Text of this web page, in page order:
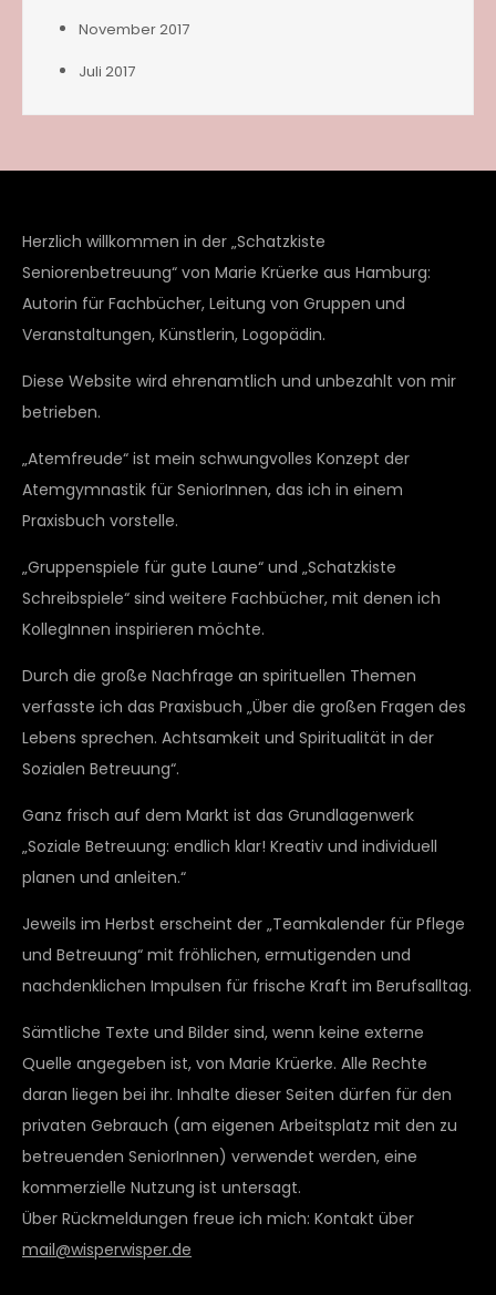
November 2017
Juli 2017
Herzlich willkommen in der „Schatzkiste
Seniorenbetreuung“ von Marie Krüerke aus Hamburg:
Autorin für Fachbücher, Leitung von Gruppen und
Veranstaltungen, Künstlerin, Logopädin.
Diese Website wird ehrenamtlich und unbezahlt von mir
betrieben.
„Atemfreude“ ist mein schwungvolles Konzept der
Atemgymnastik für SeniorInnen, das ich in einem
Praxisbuch vorstelle.
„Gruppenspiele für gute Laune“ und „Schatzkiste
Schreibspiele“ sind weitere Fachbücher, mit denen ich
KollegInnen inspirieren möchte.
Durch die große Nachfrage an spirituellen Themen
verfasste ich das Praxisbuch „Über die großen Fragen des
Lebens sprechen. Achtsamkeit und Spiritualität in der
Sozialen Betreuung“.
Ganz frisch auf dem Markt ist das Grundlagenwerk
„Soziale Betreuung: endlich klar! Kreativ und individuell
planen und anleiten.“
Jeweils im Herbst erscheint der „Teamkalender für Pflege
und Betreuung“ mit fröhlichen, ermutigenden und
nachdenklichen Impulsen für frische Kraft im Berufsalltag.
Sämtliche Texte und Bilder sind, wenn keine externe
Quelle angegeben ist, von Marie Krüerke. Alle Rechte
daran liegen bei ihr. Inhalte dieser Seiten dürfen für den
privaten Gebrauch (am eigenen Arbeitsplatz mit den zu
betreuenden SeniorInnen) verwendet werden, eine
kommerzielle Nutzung ist untersagt.
Über Rückmeldungen freue ich mich: Kontakt über
mail@wisperwisper.de